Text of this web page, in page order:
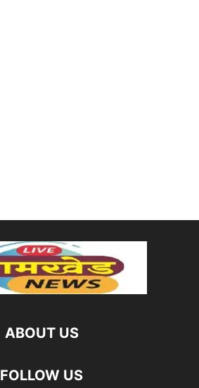
ABOUT US
FOLLOW US